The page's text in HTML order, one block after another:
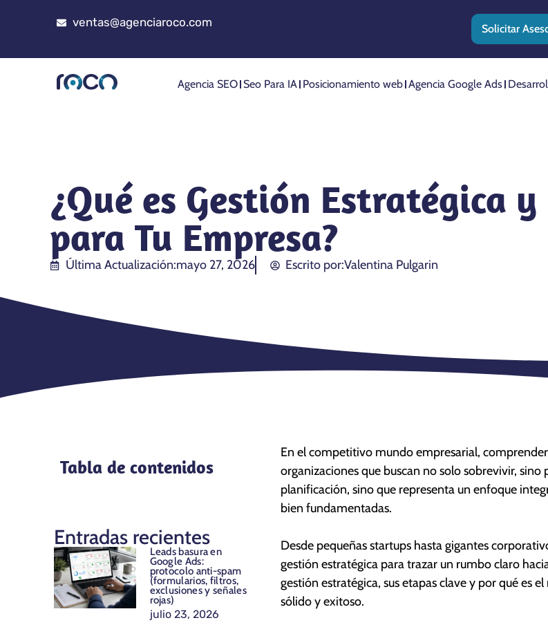
ventas@agenciaroco.com Solicitar
Agencia SEO Seo Para IA Posicionamiento web Agencia Google Ads
¿Qué es Gestión Estratégica
para Tu Empresa?
Última Actualización:mayo 27, 2026 Escrito por:Valentina Pulgarin
En el competitivo mundo empresarial,
organizaciones que buscan no solo sobrevivir,
planificación, sino que representa un enfoque
bien fundamentadas.
Desde pequeñas startups hasta gigantes
gestión estratégica para trazar un rumbo claro
gestión estratégica, sus etapas clave y por qué es
sólido y exitoso.
Tabla de contenidos
Entradas recientes
Leads basura en
Google Ads:
protocolo anti-spam
(formularios, filtros,
exclusiones y señales
rojas)
julio 23, 2026